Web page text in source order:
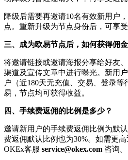
降级后需要再邀请10名有效新用户
点。重新升级为节点身份后，可享
三、成为欧易节点后，如何获得佣
将邀请链接或邀请海报分享给好友
渠道及宣传文章中进行曝光。新用
户（近180天无充值、交易、登录等
易，节点均可获得收益。
四、手续费返佣的比例是多少？
邀请新用户的手续费返佣比例为默
费返佣默认比例也为30%。如需更
OKEx客服 service@okex.com 咨询。